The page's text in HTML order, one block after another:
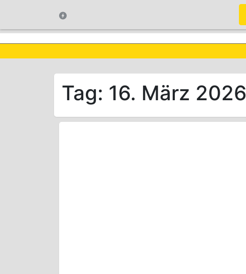
Tag: 16. März 2026